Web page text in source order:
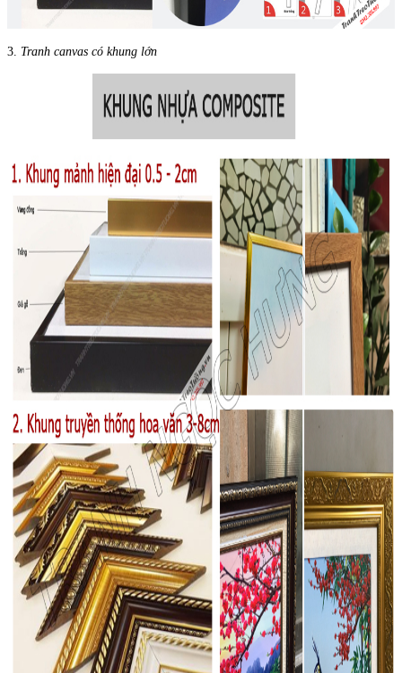
3. Tranh canvas có khung lớn